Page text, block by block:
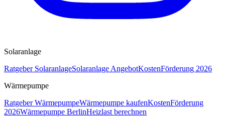
Solaranlage
Ratgeber SolaranlageSolaranlage AngebotKostenFörderung 2026
Wärmepumpe
Ratgeber WärmepumpeWärmepumpe kaufenKostenFörderung
2026Wärmepumpe BerlinHeizlast berechnen